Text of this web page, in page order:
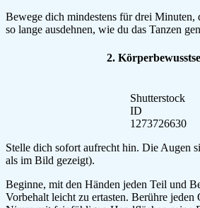
Bewege dich mindestens für drei Minuten,
so lange ausdehnen, wie du das Tanzen
2.
Shutterstock
ID
1273726630
Stelle dich sofort aufrecht hin. Die Augen
als im Bild gezeigt).
Beginne, mit den Händen jeden Teil und
Vorbehalt leicht zu ertasten. Berühre jeden